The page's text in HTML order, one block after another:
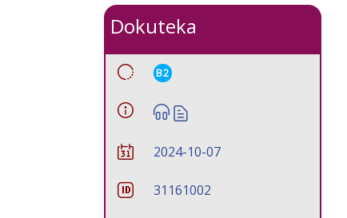
Dokuteka
B2
2024-10-07
31161002